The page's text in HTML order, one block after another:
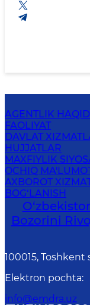
AGENTLIK
FAOLIYAT
DAVLAT
HUJJATLAR
MAXFIYLIK
OCHIQ
AXBOROT
BOG‘LANISH
Bozorini
100015, Toshkent
Elektron pochta:
info@emdra.uz